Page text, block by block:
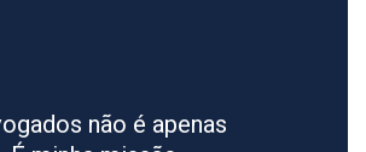
não é apenas